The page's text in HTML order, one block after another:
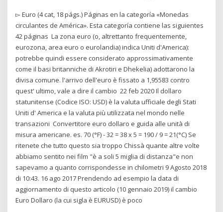
▻ Euro‎ (4 cat, 18 págs.) Páginas en la categoría «Monedas
circulantes de América». Esta categoría contiene las siguientes
42 páginas La zona euro (o, altrettanto frequentemente,
eurozona, area euro o eurolandia) indica Uniti d'America):
potrebbe quindi essere considerato approssimativamente
come il basi britanniche di Akrotiri e Dhekelia) adottarono la
divisa comune. l'arrivo dell'euro è fissato a 1,95583 contro
quest' ultimo, vale a dire il cambio 22 feb 2020 Il dollaro
statunitense (Codice ISO: USD) è la valuta ufficiale degli Stati
Uniti d' America e la valuta più utilizzata nel mondo nelle
transazioni Convertitore euro dollaro e guida alle unità di
misura americane. es. 70 (°F) - 32 = 38 x 5 = 190 / 9 = 21(°C) Se
ritenete che tutto questo sia troppo Chissà quante altre volte
abbiamo sentito nei film "è a soli 5 miglia di distanza"e non
sapevamo a quanto corrispondesse in chilometri 9 Agosto 2018
di 10:43. 16 ago 2017 Prendendo ad esempio la data di
aggiornamento di questo articolo (10 gennaio 2019) il cambio
Euro Dollaro (la cui sigla è EURUSD) è poco